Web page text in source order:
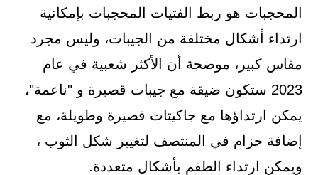
المحجبات هو ربط الفتيات المحجبات بإمكانية
ارتداء أشكال مختلفة من الجيبات، وليس مجرد
مقاس كبير، موضحة أن الأكثر شعبية في عام
2023 ستكون ضيقة مع جيبات قصيرة و "ناعمة"،
يمكن ارتداؤها مع جاكيتات قصيرة وطويلة، مع
إضافة حزام في المنتصف لتغيير شكل الثوب ،
ويمكن ارتداء الطقم بأشكال متعددة.